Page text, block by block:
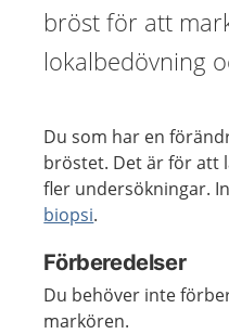
bröst för att
lokalbedövning
Du som har en
bröstet. Det är för att
fler undersökningar.
biopsi.
Förberedelser
Du behöver inte
markören.